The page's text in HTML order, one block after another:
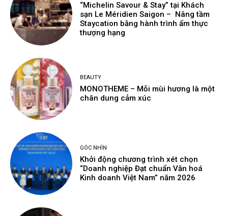
“Michelin Savour & Stay” tại Khách
sạn Le Méridien Saigon – Nâng tầm
Staycation bằng hành trình ẩm thực
thượng hạng
BEAUTY
MONOTHEME – Mỗi mùi hương là một
chân dung cảm xúc
GÓC NHÌN
Khởi động chương trình xét chọn
“Doanh nghiệp Đạt chuẩn Văn hoá
Kinh doanh Việt Nam” năm 2026